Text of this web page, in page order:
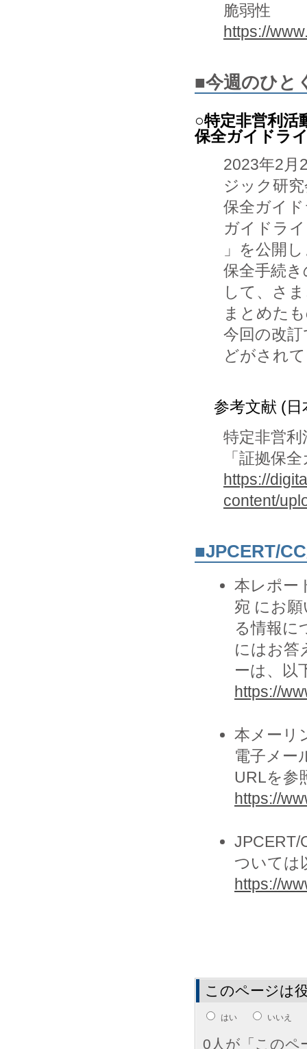
脆弱性
https://
■今週のひと
○特定非営利活
保全ガイドラ
2023年2月
ジック研
保全ガイ
ガイドラ
」を公開
保全手続
して、さ
まとめた
今回の改
どがされ
参考文献 (日
特定非営
「証拠保
https://
content/
■JPCERT/
本レポー
宛 にお
る情報に
にはお答
ーは、以
https://
本メーリ
電子メー
URLを参
https://
JPCERT/
ついては
https://
このページは
はい いいえ
0人が「このペ